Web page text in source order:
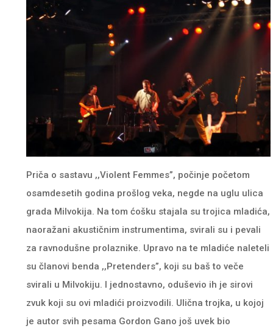
Priča o sastavu ,,Violent Femmes”, počinje početom
osamdesetih godina prošlog veka, negde na uglu ulica
grada Milvokija. Na tom ćošku stajala su trojica mladića,
naoražani akustičnim instrumentima, svirali su i pevali
za ravnodušne prolaznike. Upravo na te mladiće naleteli
su članovi benda ,,Pretenders”, koji su baš to veče
svirali u Milvokiju. I jednostavno, oduševio ih je sirovi
zvuk koji su ovi mladići proizvodili. Ulična trojka, u kojoj
je autor svih pesama Gordon Gano još uvek bio